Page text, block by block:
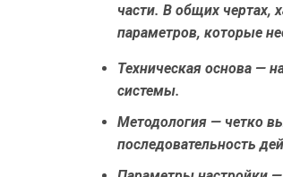
части. В общих чертах,
параметров, которые
Техническая основа —
системы.
Методология — четко
последовательность